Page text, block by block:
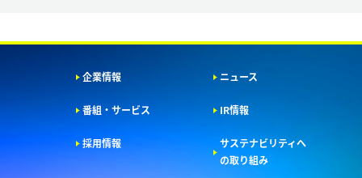
企業情報 ニュース
番組・サービス IR情報
採用情報
サステナビリティへ
の取り組み